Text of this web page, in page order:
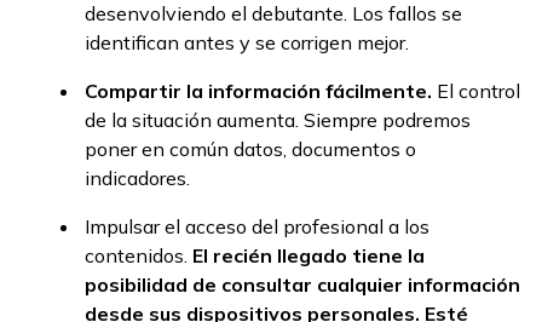
desenvolviendo el debutante. Los fallos se
identifican antes y se corrigen mejor.
Compartir la información fácilmente. El control
de la situación aumenta. Siempre podremos
poner en común datos, documentos o
indicadores.
Impulsar el acceso del profesional a los
contenidos. El recién llegado tiene la
posibilidad de consultar cualquier información
desde sus dispositivos personales. Esté